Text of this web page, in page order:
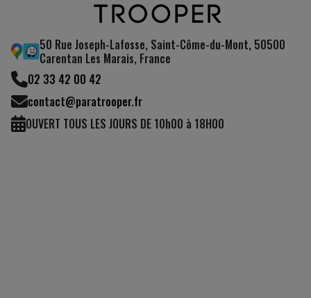
50 Rue Joseph-Lafosse, Saint-Côme-du-Mont, 50500
Carentan Les Marais, France
02 33 42 00 42
contact@paratrooper.fr
OUVERT TOUS LES JOURS DE 10h00 à 18H00